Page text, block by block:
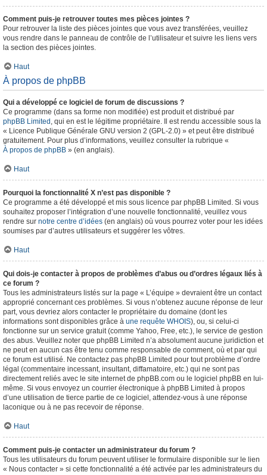
Comment puis-je retrouver toutes mes pièces jointes ?
Pour retrouver la liste des pièces jointes que vous avez transférées, veuillez
vous rendre dans le panneau de contrôle de l’utilisateur et suivre les liens vers
la section des pièces jointes.
Haut
À propos de phpBB
Qui a développé ce logiciel de forum de discussions ?
Ce programme (dans sa forme non modifiée) est produit et distribué par
phpBB Limited , qui en est le légitime propriétaire. Il est rendu accessible sous la
« Licence Publique Générale GNU version 2 (GPL-2.0) » et peut être distribué
gratuitement. Pour plus d’informations, veuillez consulter la rubrique «
À propos de phpBB » (en anglais).
Haut
Pourquoi la fonctionnalité X n’est pas disponible ?
Ce programme a été développé et mis sous licence par phpBB Limited. Si vous
souhaitez proposer l’intégration d’une nouvelle fonctionnalité, veuillez vous
rendre sur notre centre d’idées (en anglais) où vous pourrez voter pour les idées
soumises par d’autres utilisateurs et suggérer les vôtres.
Haut
Qui dois-je contacter à propos de problèmes d’abus ou d’ordres légaux liés à
ce forum ?
Tous les administrateurs listés sur la page « L’équipe » devraient être un contact
approprié concernant ces problèmes. Si vous n’obtenez aucune réponse de leur
part, vous devriez alors contacter le propriétaire du domaine (dont les
informations sont disponibles grâce à une requête WHOIS), ou, si celui-ci
fonctionne sur un service gratuit (comme Yahoo, Free, etc.), le service de gestion
des abus. Veuillez noter que phpBB Limited n’a absolument aucune juridiction et
ne peut en aucun cas être tenu comme responsable de comment, où et par qui
ce forum est utilisé. Ne contactez pas phpBB Limited pour tout problème d’ordre
légal (commentaire incessant, insultant, diffamatoire, etc.) qui ne sont pas
directement reliés avec le site internet de phpBB.com ou le logiciel phpBB en lui-
même. Si vous envoyez un courrier électronique à phpBB Limited à propos
d’une utilisation de tierce partie de ce logiciel, attendez-vous à une réponse
laconique ou à ne pas recevoir de réponse.
Haut
Comment puis-je contacter un administrateur du forum ?
Tous les utilisateurs du forum peuvent utiliser le formulaire disponible sur le lien
« Nous contacter » si cette fonctionnalité a été activée par les administrateurs du